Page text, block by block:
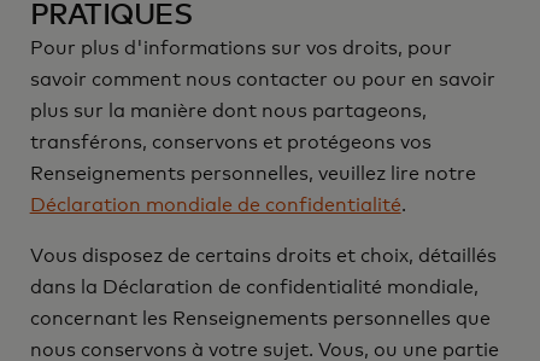
PRATIQUES
Pour plus d'informations sur vos droits, pour
savoir comment nous contacter ou pour en savoir
plus sur la manière dont nous partageons,
transférons, conservons et protégeons vos
Renseignements personnelles, veuillez lire notre
Déclaration mondiale de confidentialité.
Vous disposez de certains droits et choix, détaillés
dans la Déclaration de confidentialité mondiale,
concernant les Renseignements personnelles que
nous conservons à votre sujet. Vous, ou une partie